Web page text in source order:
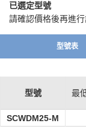
已選定型號
請確認價格後再進
型號表
型號 最
SCWDM25-M